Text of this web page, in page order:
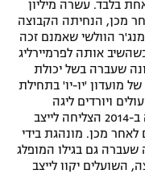
בלבד. עשרה מיליון
מכן, הנחיתה הקבוצה
הוולשי שאמנם זכה
אותה לפרמיירליג
שעברה בשל יכולת
מועדון 'יו-יו' בתחילת
ויורדים ליגה
בקביעות), אך מאז ששבה לליגה העליונה ב-2014 הצליחה לייצב
מכן. מונהגת בידי
שעברה גם בגילו המופלג
השועלים יקוו לייצב